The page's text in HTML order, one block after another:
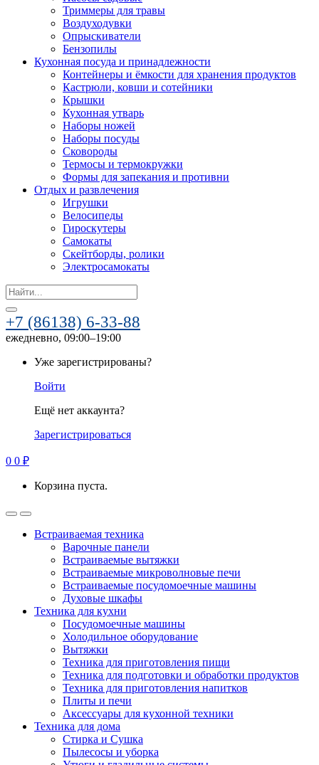
Триммеры для травы
Воздуходувки
Опрыскиватели
Бензопилы
Кухонная посуда и принадлежности
Контейнеры и ёмкости для хранения продуктов
Кастрюли, ковши и сотейники
Крышки
Кухонная утварь
Наборы ножей
Наборы посуды
Сковороды
Термосы и термокружки
Формы для запекания и противни
Отдых и развлечения
Игрушки
Велосипеды
Гироскутеры
Самокаты
Скейтборды, ролики
Электросамокаты
Search
for:
+7 (86138) 6-33-88
ежедневно, 09:00–19:00
Уже зарегистрированы?
Войти
Ещё нет аккаунта?
Зарегистрироваться
0 0 ₽
Корзина пуста.
Встраиваемая техника
Варочные панели
Встраиваемые вытяжки
Встраиваемые микроволновые печи
Встраиваемые посудомоечные машины
Духовые шкафы
Техника для кухни
Посудомоечные машины
Холодильное оборудование
Вытяжки
Техника для приготовления пищи
Техника для подготовки и обработки продуктов
Техника для приготовления напитков
Плиты и печи
Аксессуары для кухонной техники
Техника для дома
Стирка и Сушка
Пылесосы и уборка